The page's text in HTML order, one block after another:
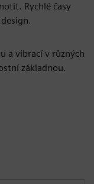
Rychlé časy
a vibrací v různých
základnou.